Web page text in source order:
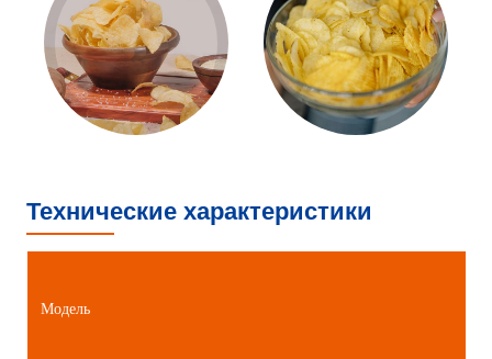
Технические характеристики
Модель